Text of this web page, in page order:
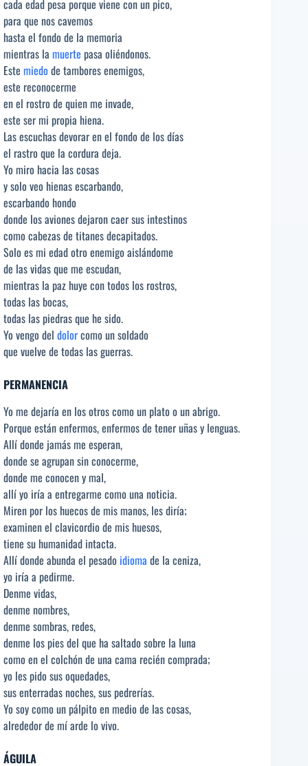
cada edad pesa porque viene con un pico,
para que nos cavemos
hasta el fondo de la memoria
mientras la muerte pasa oliéndonos.
Este miedo de tambores enemigos,
este reconocerme
en el rostro de quien me invade,
este ser mi propia hiena.
Las escuchas devorar en el fondo de los días
el rastro que la cordura deja.
Yo miro hacia las cosas
y solo veo hienas escarbando,
escarbando hondo
donde los aviones dejaron caer sus intestinos
como cabezas de titanes decapitados.
Solo es mi edad otro enemigo aislándome
de las vidas que me escudan,
mientras la paz huye con todos los rostros,
todas las bocas,
todas las piedras que he sido.
Yo vengo del dolorcomo un soldado
que vuelve de todas las guerras.
PERMANENCIA
Yo me dejaría en los otros como un plato o un abrigo.
Porque están enfermos, enfermos de tener uñas y lenguas.
Allí donde jamás me esperan,
donde se agrupan sin conocerme,
donde me conocen y mal,
allí yo iría a entregarme como una noticia.
Miren por los huecos de mis manos, les diría;
examinen el clavicordio de mis huesos,
tiene su humanidad intacta.
Allí donde abunda el pesado idioma de la ceniza,
yo iría a pedirme.
Denme vidas,
denme nombres,
denme sombras, redes,
denme los pies del que ha saltado sobre la luna
como en el colchón de una cama recién comprada;
yo les pido sus oquedades,
sus enterradas noches, sus pedrerías.
Yo soy como un pálpito en medio de las cosas,
alrededor de mí arde lo vivo.
ÁGUILA